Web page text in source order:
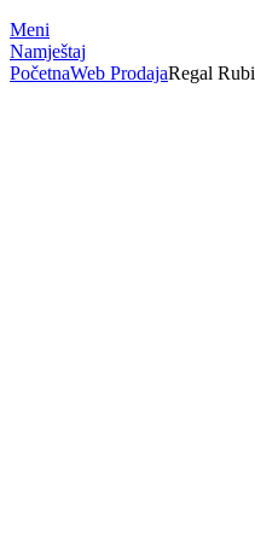
Meni
Namještaj
PočetnaWeb ProdajaRegal Rubi